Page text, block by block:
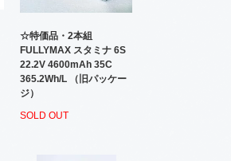
☆特価品・2本組
FULLYMAX スタミナ 6S
22.2V 4600mAh 35C
365.2Wh/L （旧パッケー
ジ）
SOLD OUT